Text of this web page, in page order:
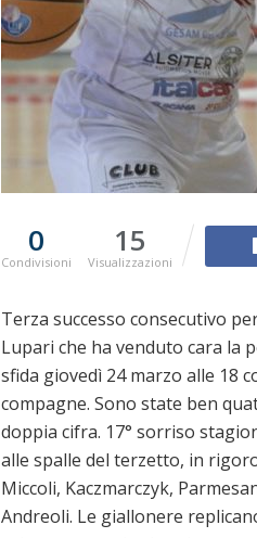
0
Condivisioni
15
Visualizzazioni
Terza successo consecutivo
Lupari che ha venduto cara la
sfida giovedì 24 marzo alle 18
compagne. Sono state ben
doppia cifra. 17° sorriso
alle spalle del terzetto, in
Miccoli, Kaczmarczyk,
Andreoli. Le giallonere